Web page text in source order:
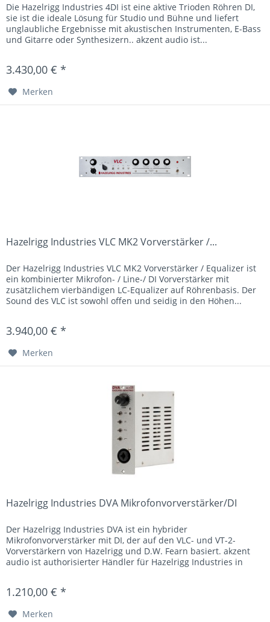
Die Hazelrigg Industries 4DI ist eine aktive Trioden Röhren DI,
sie ist die ideale Lösung für Studio und Bühne und liefert
unglaubliche Ergebnisse mit akustischen Instrumenten, E-Bass
und Gitarre oder Synthesizern.. akzent audio ist...
3.430,00 € *
Merken
Hazelrigg Industries VLC MK2 Vorverstärker /...
Der Hazelrigg Industries VLC MK2 Vorverstärker / Equalizer ist
ein kombinierter Mikrofon- / Line-/ DI Vorverstärker mit
zusätzlichem vierbändigen LC-Equalizer auf Röhrenbasis. Der
Sound des VLC ist sowohl offen und seidig in den Höhen...
3.940,00 € *
Merken
Hazelrigg Industries DVA Mikrofonvorverstärker/DI
Der Hazelrigg Industries DVA ist ein hybrider
Mikrofonvorverstärker mit DI, der auf den VLC- und VT-2-
Vorverstärkern von Hazelrigg und D.W. Fearn basiert. akzent
audio ist authorisierter Händler für Hazelrigg Industries in
1.210,00 € *
Merken